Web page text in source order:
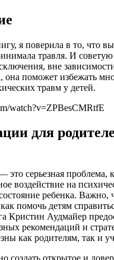
я поверила в то, что
травля. И советую
вне
она поможет избежать
травм у детей.
watch?v=ZPBesCMRtfE
для
это серьезная проблема,
воздействие на
ребенка. Важно,
помочь детям
Кристин Аудмайер
рекомендаций и
как родителям, так и